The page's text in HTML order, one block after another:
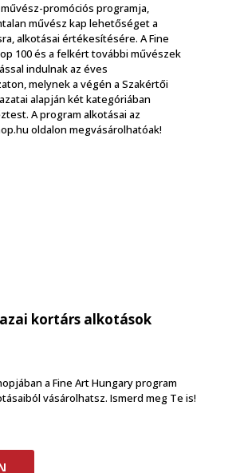
promóciós programja,
művész kap lehetőséget a
alkotásai értékesítésére. A Fine
100 és a felkért további művészek
indulnak az éves
melynek a végén a Szakértői
alapján két kategóriában
A program alkotásai az
oldalon megvásárolhatóak!
kortárs alkotások
a Fine Art Hungary program
vásárolhatsz. Ismerd meg Te is!